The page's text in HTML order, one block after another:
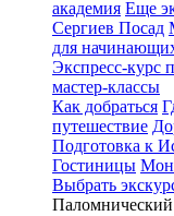
академия Еще
Сергиев Посад
для
Экспресс-курс
мастер-классы
Как добраться
путешествие
Подготовка к
Гостиницы
Выбрать